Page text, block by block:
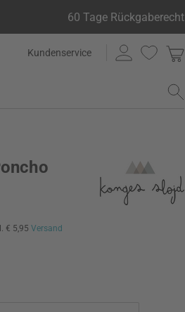
60 Tage Rückgaberecht
Kundenservice
€ 5,95 Versand